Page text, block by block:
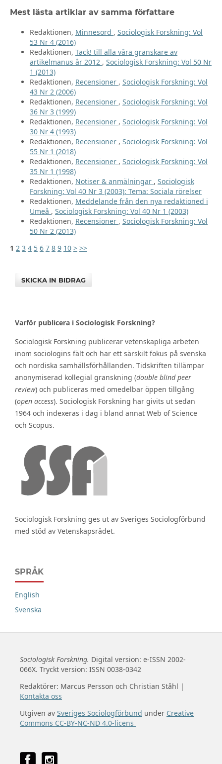
Mest lästa artiklar av samma författare
Redaktionen, Minnesord , Sociologisk Forskning: Vol
53 Nr 4 (2016)
Redaktionen, Tack! till alla våra granskare av
artikelmanus år 2012 , Sociologisk Forskning: Vol 50 Nr
1 (2013)
Redaktionen, Recensioner , Sociologisk Forskning: Vol
43 Nr 2 (2006)
Redaktionen, Recensioner , Sociologisk Forskning: Vol
36 Nr 3 (1999)
Redaktionen, Recensioner , Sociologisk Forskning: Vol
30 Nr 4 (1993)
Redaktionen, Recensioner , Sociologisk Forskning: Vol
55 Nr 1 (2018)
Redaktionen, Recensioner , Sociologisk Forskning: Vol
35 Nr 1 (1998)
Redaktionen, Notiser & anmälningar , Sociologisk
Forskning: Vol 40 Nr 3 (2003): Tema: Sociala rörelser
Redaktionen, Meddelande från den nya redaktioned i
Umeå , Sociologisk Forskning: Vol 40 Nr 1 (2003)
Redaktionen, Recensioner , Sociologisk Forskning: Vol
50 Nr 2 (2013)
1 2 3 4 5 6 7 8 9 10 > >>
SKICKA IN BIDRAG
Varför publicera i Sociologisk Forskning?
Sociologisk Forskning publicerar vetenskapliga arbeten
inom sociologins fält och har ett särskilt fokus på svenska
och nordiska samhällsförhållanden. Tidskriften tillämpar
anonymiserad kollegial granskning (double blind peer
review) och publiceras med omedelbar öppen tillgång
(open access). Sociologisk Forskning har givits ut sedan
1964 och indexeras i dag i bland annat Web of Science
och Scopus.
Sociologisk Forskning ges ut av Sveriges Sociologförbund
med stöd av Vetenskapsrådet.
SPRÅK
English
Svenska
Sociologisk Forskning. Digital version: e-ISSN 2002-
066X. Tryckt version: ISSN 0038-0342
Redaktörer: Marcus Persson och Christian Ståhl |
Kontakta oss
Utgiven av Sveriges Sociologförbund under Creative
Commons CC-BY-NC-ND 4.0-licens